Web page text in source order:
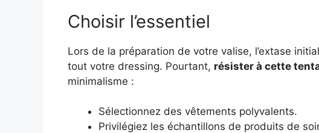
Choisir l’essentiel
Lors de la préparation de votre valise, l’extase
tout votre dressing. Pourtant, résister à cette
minimalisme :
Sélectionnez des vêtements polyvalents.
Privilégiez les échantillons de produits de